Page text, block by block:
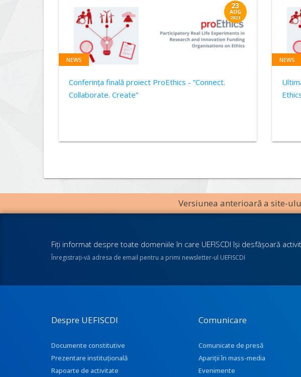
23
AUG
2023
NEWS
Conferința finală proiect ProEthics - ”Connect.
Collaborate. Create”
NEWS
Versiunea anterioară a site-
Fiţi informat despre toate domeniile în care UEFISCDI îşi desfăşoară
Înregistraţi-vă adresa de email pentru a primi newsletter-ul UEFISCDI
Despre UEFISCDI
Documente constitutive
Prezentare instituţională
Rapoarte de activitate
Comunicare
Comunicate de presă
Apariţii în mass-media
Evenimente